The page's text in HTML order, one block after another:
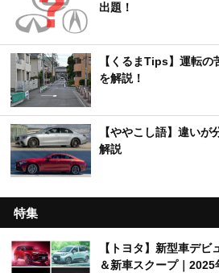
出題！
【くるまTips】運転
を解説！
【ややこし語】違い
解説
特集
【トヨタ】新型車デ
＆新車スクープ｜2025